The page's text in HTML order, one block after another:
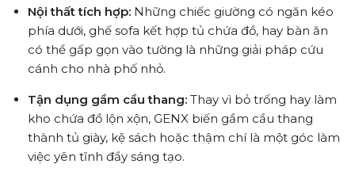
Nội thất tích hợp:Những chiếc giường có ngăn kéo
phía dưới, ghế sofa kết hợp tủ chứa đồ, hay bàn ăn
có thể gấp gọn vào tường là những giải pháp cứu
cánh cho nhà phố nhỏ.
Tận dụng gầm cầu thang:Thay vì bỏ trống hay làm
kho chứa đồ lộn xộn, GENX biến gầm cầu thang
thành tủ giày, kệ sách hoặc thậm chí là một góc làm
việc yên tĩnh đầy sáng tạo.